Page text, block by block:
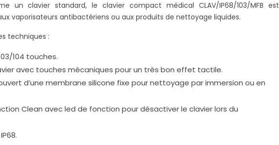
un clavier standard, le clavier compact médical CLAV/IP68/103/MFB est
vaporisateurs antibactériens ou aux produits de nettoyage liquides.
techniques :
104 touches.
avec touches mécaniques pour un très bon effet tactile.
d’une membrane silicone fixe pour nettoyage par immersion ou en
Clean avec led de fonction pour désactiver le clavier lors du